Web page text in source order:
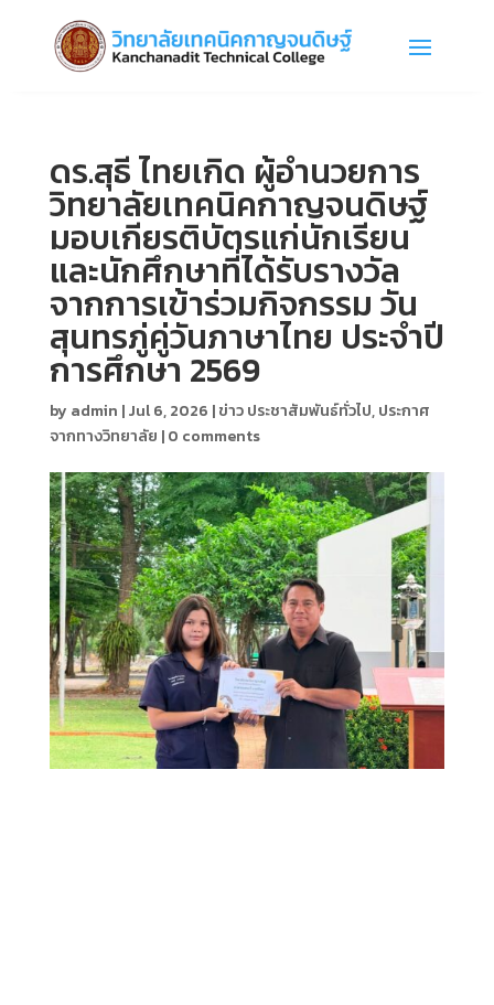
ดร.สุธี ไทยเกิด ผู้อำนวยการ
วิทยาลัยเทคนิคกาญจนดิษฐ์
มอบเกียรติบัตรแก่นักเรียน
และนักศึกษาที่ได้รับรางวัล
จากการเข้าร่วมกิจกรรม วัน
สุนทรภู่คู่วันภาษาไทย ประจำปี
การศึกษา 2569
by admin |Jul 6, 2026 |ข่าว ประชาสัมพันธ์ทั่วไป,ประกาศ
จากทางวิทยาลัย |0 comments